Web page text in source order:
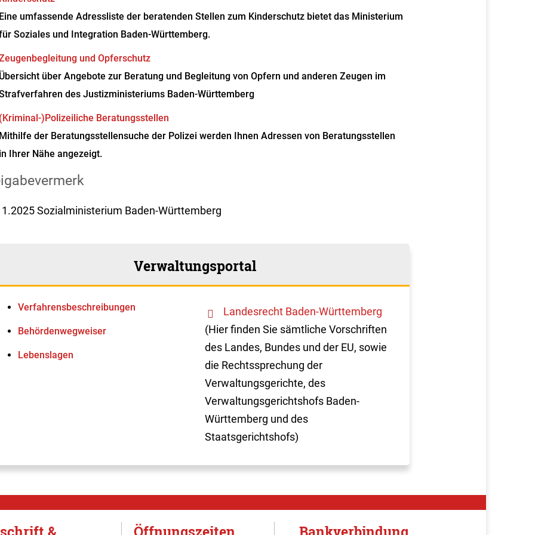
Eine umfassende Adressliste der beratenden Stellen zum Kinderschutz bietet das Ministerium
Soziales und Integration Baden-Württemberg.
und Opferschutz
Übersicht über Angebote zur Beratung und Begleitung von Opfern und anderen Zeugen im
des Justizministeriums Baden-Württemberg
(Kriminal-)Polizeiliche Beratungsstellen
Mithilfe der Beratungsstellensuche der Polizei werden Ihnen Adressen von Beratungsstellen
in Ihrer Nähe angezeigt.
Sozialministerium Baden-Württemberg
Verwaltungsportal
Verfahrens­beschreibungen
Behördenwegweiser
Lebenslagen
Landesrecht Baden-Württemberg
(Hier finden Sie sämtliche Vorschriften
des Landes, Bundes und der EU, sowie
die Rechtssprechung der
Verwaltungsgerichte, des
Verwaltungsgerichtshofs Baden-
Württemberg und des
Staatsgerichtshofs)
& Öffnungszeiten Bankverbindung